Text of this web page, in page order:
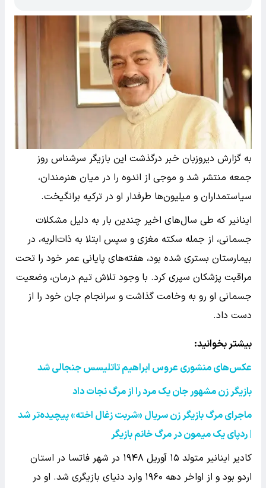
به گزارش دیروزبان خبر درگذشت این بازیگر سرشناس روز
جمعه منتشر شد و موجی از اندوه را در میان هنرمندان،
سیاستمداران و میلیون‌ها طرفدار او در ترکیه برانگیخت.
اینانیر که طی سال‌های اخیر چندین بار به دلیل مشکلات
جسمانی، از جمله سکته مغزی و سپس ابتلا به ذات‌الریه، در
بیمارستان بستری شده بود، هفته‌های پایانی عمر خود را تحت
مراقبت پزشکان سپری کرد. با وجود تلاش تیم درمان، وضعیت
جسمانی او رو به وخامت گذاشت و سرانجام جان خود را از
دست داد.
بیشتر بخوانید:
عکس‌های منشوری عروس ابراهیم تاتلیسس جنجالی شد
بازیگر زن مشهور جان یک مرد را از مرگ نجات داد
ماجرای مرگ بازیگر زن سریال «شربت زغال اخته» پیچیده‌تر شد
| ردپای یک میمون در مرگ خانم بازیگر
کادیر اینانیر متولد ۱۵ آوریل ۱۹۴۸ در شهر فاتسا در استان
اردو بود و از اواخر دهه ۱۹۶۰ وارد دنیای بازیگری شد. او در